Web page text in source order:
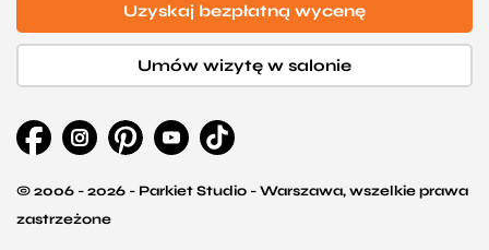
Uzyskaj bezpłatną wycenę
Umów wizytę w salonie
© 2006 - 2026 - Parkiet Studio - Warszawa, wszelkie prawa
zastrzeżone